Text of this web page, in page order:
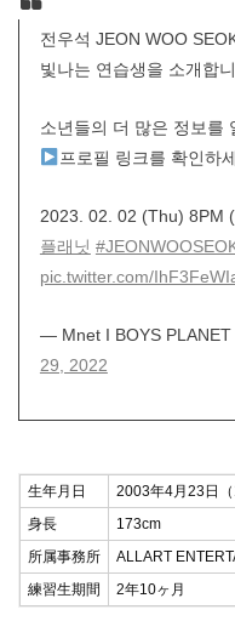
전우석 JEON WOO
빛나는 연습생을 소개합
소년들의 더 많은 정보를
프로필 링크를 확인하
2023. 02. 02 (Thu) 8PM
플래닛
pic.twitter.com/
— Mnet I BOYS
29, 2022
生年月日
2003年4月23日（
身長
173cm
所属事務所
ALLART
練習生期間
2年10ヶ月